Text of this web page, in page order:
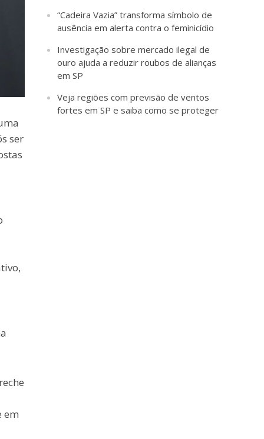
ser
em
“Cadeira Vazia” transforma símbolo de
ausência em alerta contra o feminicídio
Investigação sobre mercado ilegal de
ouro ajuda a reduzir roubos de alianças
em SP
Veja regiões com previsão de ventos
fortes em SP e saiba como se proteger